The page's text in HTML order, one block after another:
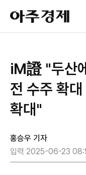
아
주
경
iM證 "두산
전 수주 확
확대"
홍승우 기자
입력 2025-06-23